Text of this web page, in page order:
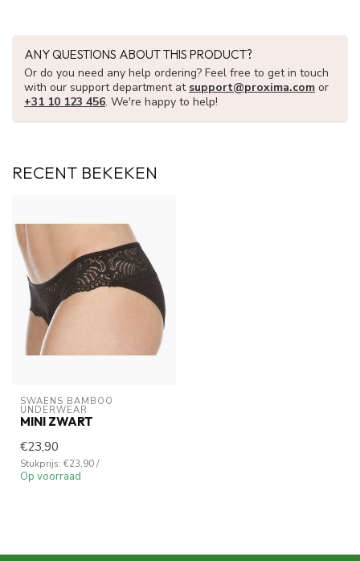
ANY QUESTIONS ABOUT THIS PRODUCT?
Or do you need any help ordering? Feel free to get in touch
with our support department at support@proxima.com or
+31 10 123 456. We're happy to help!
RECENT BEKEKEN
SWAENS BAMBOO
UNDERWEAR
MINI ZWART
€23,90
Stukprijs: €23,90 /
Op voorraad